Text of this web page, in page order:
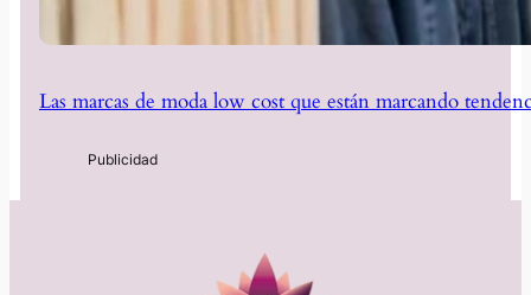
Las marcas de moda low cost que están marcando